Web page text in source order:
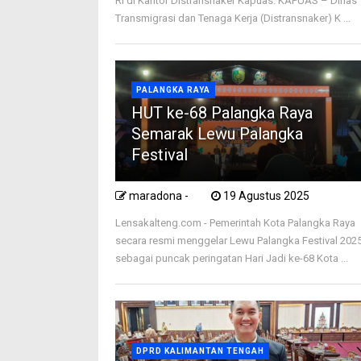
Transmigrasi dan Tenaga Kerja (Distransnaker) K ...
PALANGKA RAYA
HUT ke-68 Palangka Raya
Semarak Lewu Palangka
Festival
maradona - 19 Agustus 2025
Lensakalteng.com - Pemerintah Kota Palangka Raya
secara resmi menggelar Lewu Palangka Festival
sebagai puncak peringatan Hari Jadi ke-68 Kota ...
DPRD KALIMANTAN TENGAH